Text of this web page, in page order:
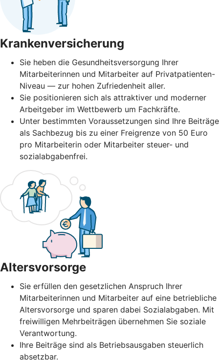
Krankenversicherung
Sie heben die Gesundheitsversorgung Ihrer
Mitarbeiterinnen und Mitarbeiter auf Privatpatienten-
Niveau — zur hohen Zufriedenheit aller.
Sie positionieren sich als attraktiver und moderner
Arbeitgeber im Wettbewerb um Fachkräfte.
Unter bestimmten Voraussetzungen sind Ihre Beiträge
als Sachbezug bis zu einer Freigrenze von 50 Euro
pro Mitarbeiterin oder Mitarbeiter steuer- und
sozialabgabenfrei.
Altersvorsorge
Sie erfüllen den gesetzlichen Anspruch Ihrer
Mitarbeiterinnen und Mitarbeiter auf eine betriebliche
Altersvorsorge und sparen dabei Sozialabgaben. Mit
freiwilligen Mehrbeiträgen übernehmen Sie soziale
Verantwortung.
Ihre Beiträge sind als Betriebsausgaben steuerlich
absetzbar.